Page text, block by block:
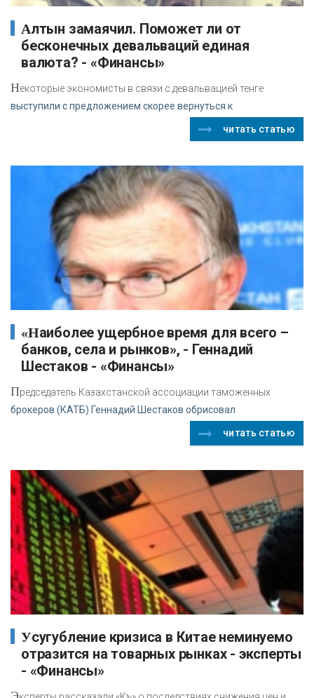
Алтын замаячил. Поможет ли от
бесконечных девальваций единая
валюта? - «Финансы»
Некоторые экономисты в связи с девальвацией тенге
выступили с предложением скорее вернуться к
читать статью
«Наиболее ущербное время для всего –
банков, села и рынков», - Геннадий
Шестаков - «Финансы»
Председатель Казахстанской ассоциации таможенных
брокеров (КАТБ) Геннадий Шестаков обрисовал
читать статью
Усугубление кризиса в Китае неминуемо
отразится на товарных рынках - эксперты
- «Финансы»